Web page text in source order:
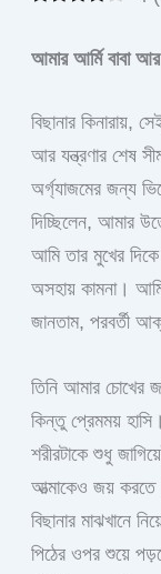
আমার আর্মি বাবা
বিছানার কিনারায়,
আর যন্ত্রণার শেষ
অর্গ্যাজমের জন্য
দিচ্ছিলেন, আমার
আমি তার মুখের
অসহায় কামনা।
জানতাম, পরবর্তী
তিনি আমার চোখের
কিন্তু প্রেমময়
শরীরটাকে শুধু
আত্মাকেও জয় করতে।
বিছানার মাঝখানে
পিঠের ওপর শুয়ে